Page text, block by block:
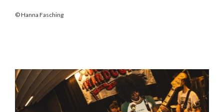
© Hanna Fasching